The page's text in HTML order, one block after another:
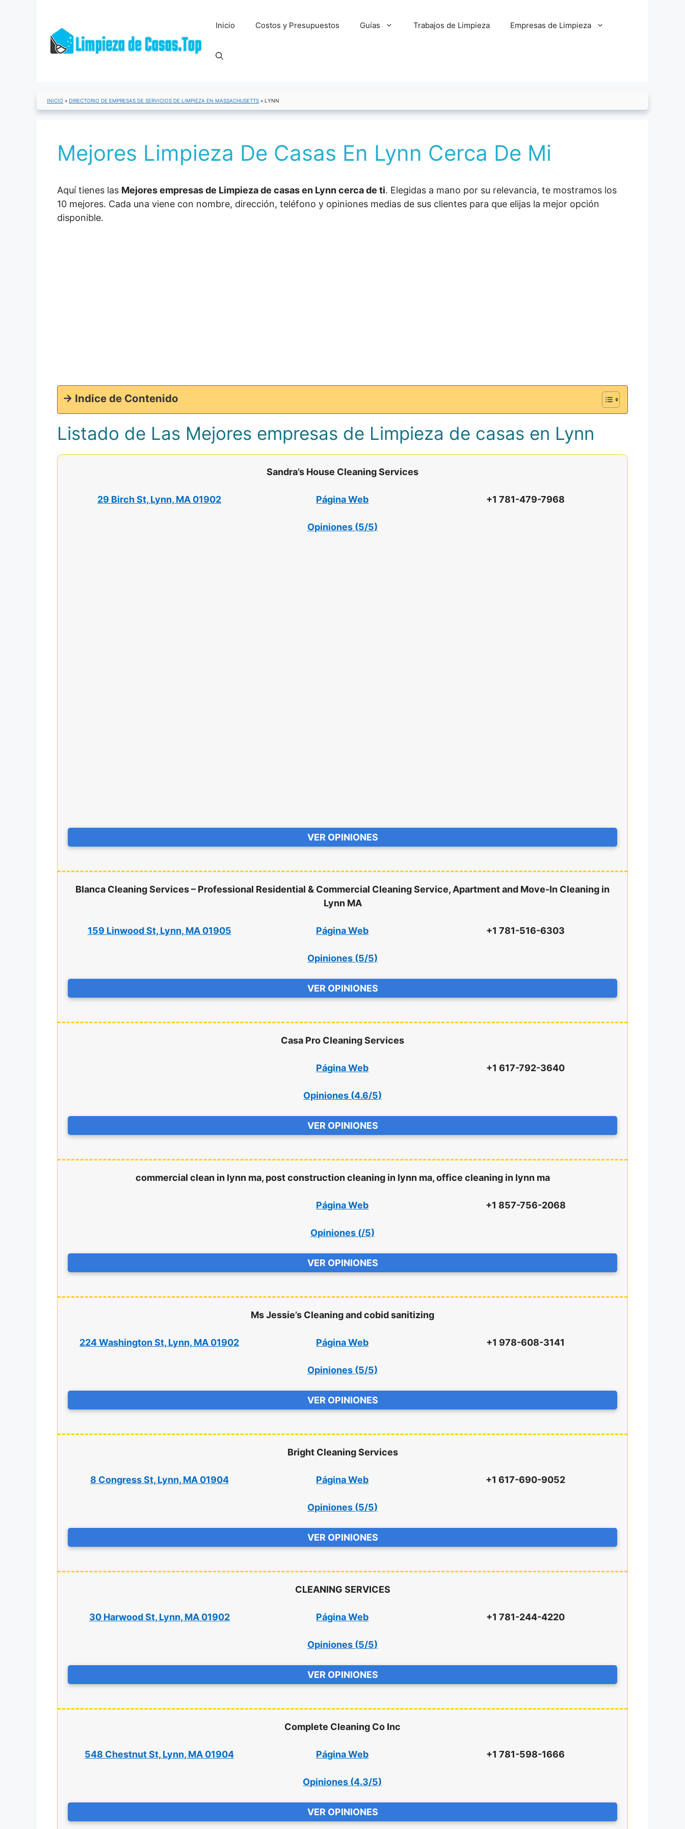
Inicio Costos y Presupuestos Guías Trabajos de Limpieza Empresas de Limpieza
INICIO » DIRECTORIO DE EMPRESAS DE SERVICIOS DE LIMPIEZA EN MASSACHUSETTS » LYNN
Mejores Limpieza De Casas En Lynn Cerca De Mi
Aquí tienes las Mejores empresas de Limpieza de casas en Lynn cerca de ti. Elegidas a mano por su relevancia, te mostramos los
10 mejores. Cada una viene con nombre, dirección, teléfono y opiniones medias de sus clientes para que elijas la mejor opción
disponible.
-> Indice de Contenido
Listado de Las Mejores empresas de Limpieza de casas en Lynn
Sandra’s House Cleaning Services
29 Birch St, Lynn, MA 01902 Página Web
Opiniones (5/5)
+1 781-479-7968
VER OPINIONES
Blanca Cleaning Services – Professional Residential & Commercial Cleaning Service, Apartment and Move-In Cleaning in
Lynn MA
159 Linwood St, Lynn, MA 01905 Página Web
Opiniones (5/5)
+1 781-516-6303
VER OPINIONES
Casa Pro Cleaning Services
Página Web
Opiniones (4.6/5)
+1 617-792-3640
VER OPINIONES
commercial clean in lynn ma, post construction cleaning in lynn ma, office cleaning in lynn ma
Página Web
Opiniones (/5)
+1 857-756-2068
VER OPINIONES
Ms Jessie’s Cleaning and cobid sanitizing
224 Washington St, Lynn, MA 01902 Página Web
Opiniones (5/5)
+1 978-608-3141
VER OPINIONES
Bright Cleaning Services
8 Congress St, Lynn, MA 01904 Página Web
Opiniones (5/5)
+1 617-690-9052
VER OPINIONES
CLEANING SERVICES
30 Harwood St, Lynn, MA 01902 Página Web
Opiniones (5/5)
+1 781-244-4220
VER OPINIONES
Complete Cleaning Co Inc
548 Chestnut St, Lynn, MA 01904 Página Web
Opiniones (4.3/5)
+1 781-598-1666
VER OPINIONES